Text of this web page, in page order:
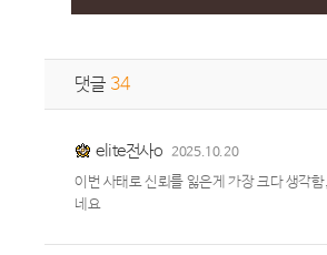
댓글 34
elite전사o 2025.10.20
이번 사태로 신뢰를 잃은게 가장 크다 생각
네요